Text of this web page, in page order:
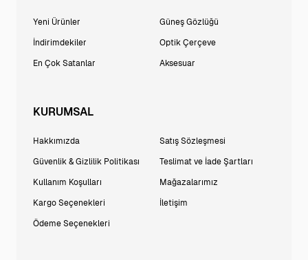
Yeni Ürünler
İndirimdekiler
En Çok Satanlar
Güneş Gözlüğü
Optik Çerçeve
Aksesuar
KURUMSAL
Hakkımızda
Güvenlik & Gizlilik Politikası
Kullanım Koşulları
Kargo Seçenekleri
Ödeme Seçenekleri
Satış Sözleşmesi
Teslimat ve İade Şartları
Mağazalarımız
İletişim